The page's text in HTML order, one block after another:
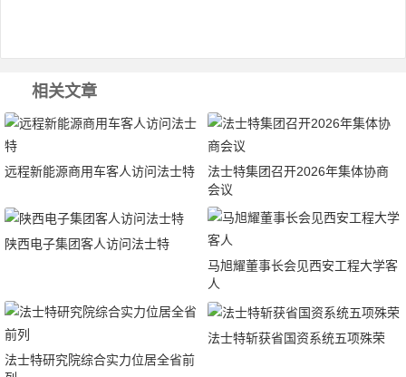
相关文章
远程新能源商用车客人访问法士特
法士特集团召开2026年集体协商
会议
陕西电子集团客人访问法士特
马旭耀董事长会见西安工程大学客
人
法士特研究院综合实力位居全省前
法士特斩获省国资系统五项殊荣